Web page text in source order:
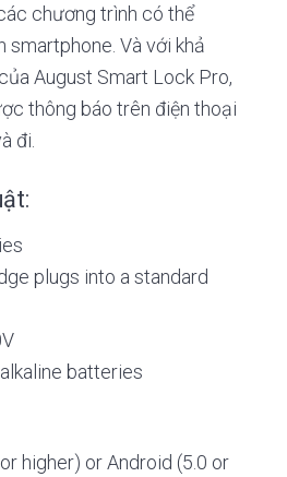
chương trình có thể
Và với khả
August Smart Lock Pro,
thông báo trên điện thoại
đi.
plugs into a standard
batteries
higher) or Android (5.0 or